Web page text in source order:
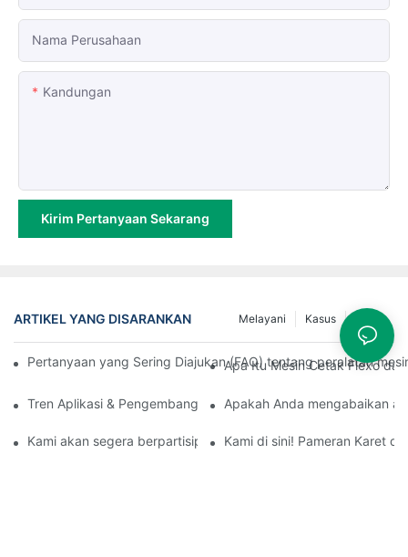
Nama Perusahaan
Kandungan
Kirim Pertanyaan Sekarang
ARTIKEL YANG DISARANKAN Berita
Kasus
Melayani
Pertanyaan yang Sering Diajukan (FAQ) tentang peralatan
Apa Itu Mesin Cetak Flexo
Tren Aplikasi & Pengembangan Mesin Peniup Film
Apakah Anda mengabaikan
Kami akan segera berpartisipasi dalam Pameran Industri
Kami di sini! Pameran Karet